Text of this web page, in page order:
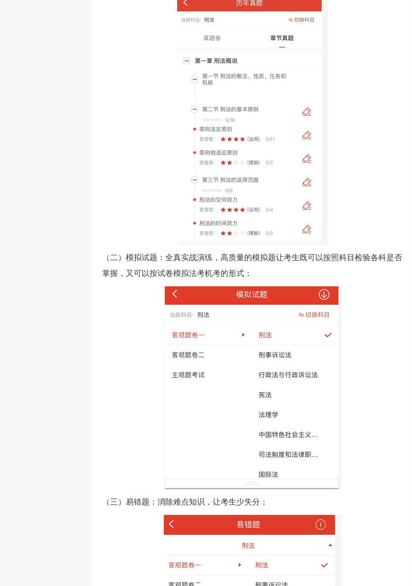
（二）模拟试题：全真实战演练，高质量的模拟题让考生既可以按照科目检验各科是否
掌握，又可以按试卷模拟法考机考的形式；
（三）易错题：消除难点知识，让考生少失分；